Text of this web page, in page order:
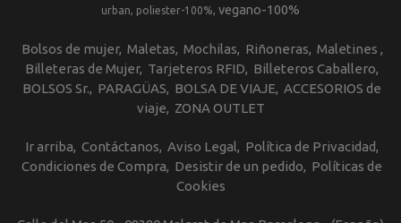
urban
poliester-100% vegano-100%
Bolsos de mujer Maletas Mochilas Riñoneras Maletines
Billeteras de Mujer Tarjeteros RFID
Billeteros Caballero
BOLSOS Sr.
PARAGÜAS BOLSA DE VIAJE ACCESORIOS de
viaje
ZONA OUTLET
Ir arriba Contáctanos Aviso Legal
Política de Privacidad
Condiciones de Compra
Desistir de un pedido
Políticas de
Cookies